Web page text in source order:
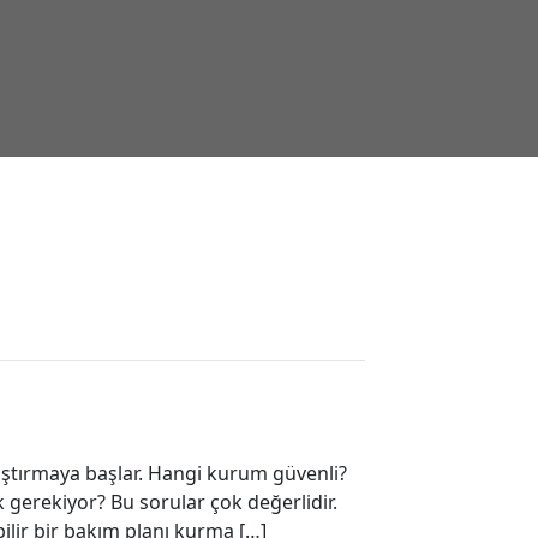
başlar. Hangi kurum güvenli?
Bu sorular çok değerlidir.
bir bakım planı kurma […]